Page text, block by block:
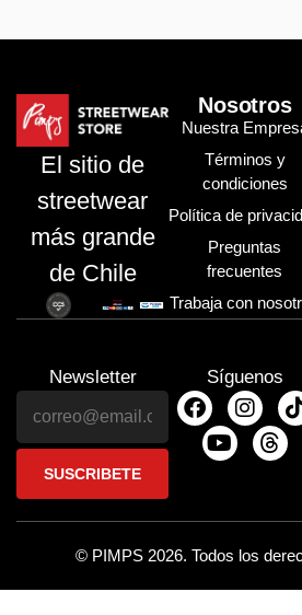
El sitio de
streetwear
más grande
de Chile
Nosotros
Nuestra
Términos y
condiciones
Política de
Preguntas
frecuentes
Trabaja con
Newsletter Síguenos
© PIMPS 2026. Todos los